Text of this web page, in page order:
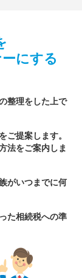
にする
整理をした上で
ご提案します。
法をご案内しま
がいつまでに何
た相続税への準